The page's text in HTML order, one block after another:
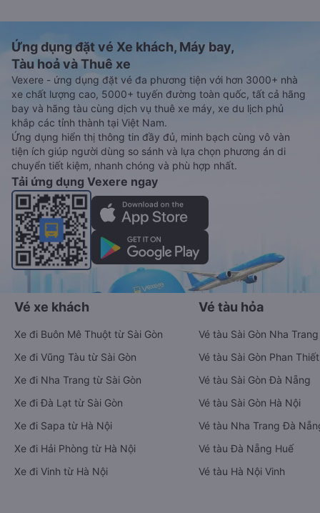
Ứng dụng đặt vé Xe khách, Máy bay,
Tàu hoả và Thuê xe
Vexere - ứng dụng đặt vé đa phương tiện với hơn 3000+ nhà
xe chất lượng cao, 5000+ tuyến đường toàn quốc, tất cả hãng
bay và hãng tàu cùng dịch vụ thuê xe máy, xe du lịch phủ
khắp các tỉnh thành tại Việt Nam.
Ứng dụng hiển thị thông tin đầy đủ, minh bạch cùng vô vàn
tiện ích giúp người dùng so sánh và lựa chọn phương án di
chuyển tiết kiệm, nhanh chóng và phù hợp nhất.
Tải ứng dụng Vexere ngay
Vé xe khách
Xe đi Buôn Mê Thuột từ Sài Gòn
Xe đi Vũng Tàu từ Sài Gòn
Xe đi Nha Trang từ Sài Gòn
Xe đi Đà Lạt từ Sài Gòn
Xe đi Sapa từ Hà Nội
Xe đi Hải Phòng từ Hà Nội
Xe đi Vinh từ Hà Nội
Vé tàu hỏa
Vé tàu Sài Gòn Nha Trang
Vé tàu Sài Gòn Phan Thiết
Vé tàu Sài Gòn Đà Nẵng
Vé tàu Sài Gòn Hà Nội
Vé tàu Nha Trang Đà
Vé tàu Đà Nẵng Huế
Vé tàu Hà Nội Vinh